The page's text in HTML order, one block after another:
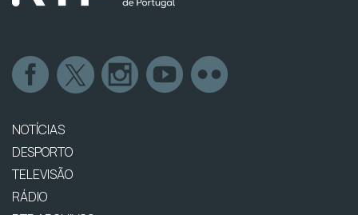
NOTÍCIAS
DESPORTO
TELEVISÃO
RÁDIO